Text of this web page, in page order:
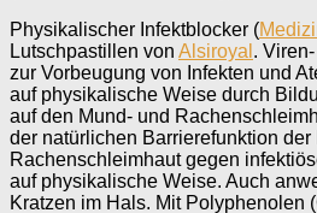
Physikalischer Infektblocker (
Lutschpastillen von Alsiroyal .
zur Vorbeugung von Infekten und
auf physikalische Weise durch
auf den Mund- und
der natürlichen Barrierefunktion der
Rachenschleimhaut gegen
auf physikalische Weise. Auch
Kratzen im Hals. Mit Polyphenolen